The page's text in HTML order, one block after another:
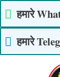
हमारे
हमारे
content